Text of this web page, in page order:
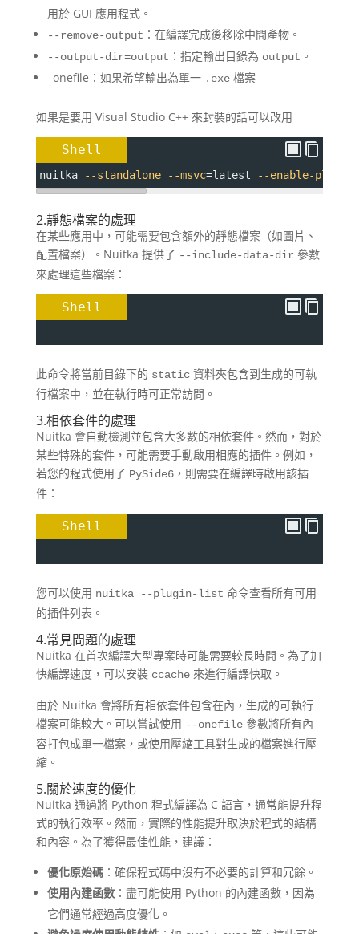
用於 GUI 應用程式。​
--remove-output ：​在編譯完成後移除中間產物。​
--output-dir=output ：​指定輸出目錄為 output 。
–onefile：如果希望輸出為單一 .exe檔案
如果是要用 Visual Studio C++ 來封裝的話可以改用
Shell
nuitka --standalone --msvc=latest --enable-plugins
2.靜態檔案的處理
在某些應用中，可能需要包含額外的靜態檔案（如圖片、
配置檔案）。​Nuitka 提供了 --include-data-dir 參數
來處理這些檔案：
Shell
此命令將當前目錄下的 static資料夾包含到生成的可執
行檔案中，並在執行時可正常訪問。
3.相依套件的處理
Nuitka 會自動檢測並包含大多數的相依套件。​然而，對於
某些特殊的套件，可能需要手動啟用相應的插件。​例如，
若您的程式使用了 PySide6，則需要在編譯時啟用該插
件：
Shell
您可以使用 nuitka --plugin-list 命令查看所有可用
的插件列表。
4.常見問題的處理
Nuitka 在首次編譯大型專案時可能需要較長時間。​為了加
快編譯速度，可以安裝 ccache來進行編譯快取。
由於 Nuitka 會將所有相依套件包含在內，生成的可執行
檔案可能較大。​可以嘗試使用 --onefile參數將所有內
容打包成單一檔案，或使用壓縮工具對生成的檔案進行壓
縮。
5.關於速度的優化
Nuitka 通過將 Python 程式編譯為 C 語言，通常能提升程
式的執行效率。​然而，實際的性能提升取決於程式的結構
和內容。​為了獲得最佳性能，建議：​
優化原始碼：​確保程式碼中沒有不必要的計算和冗餘。​
使用內建函數：​盡可能使用 Python 的內建函數，因為
它們通常經過高度優化。​